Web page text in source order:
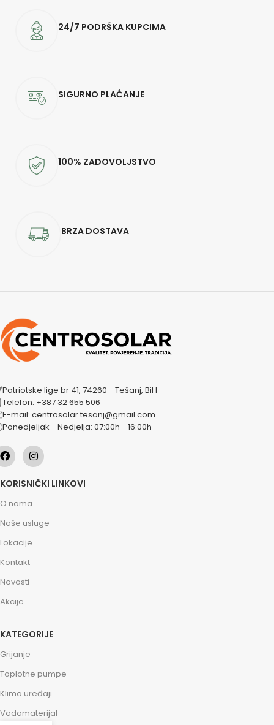
24/7 PODRŠKA KUPCIMA
SIGURNO PLAĆANJE
100% ZADOVOLJSTVO
BRZA DOSTAVA
Patriotske lige br 41, 74260 - Tešanj, BiH
Telefon: +387 32 655 506
E-mail: centrosolar.tesanj@gmail.com
Ponedjeljak - Nedjelja: 07:00h - 16:00h
KORISNIČKI LINKOVI
O nama
Naše usluge
Lokacije
Kontakt
Novosti
Akcije
KATEGORIJE
Grijanje
Toplotne pumpe
Klima uređaji
Vodomaterijal